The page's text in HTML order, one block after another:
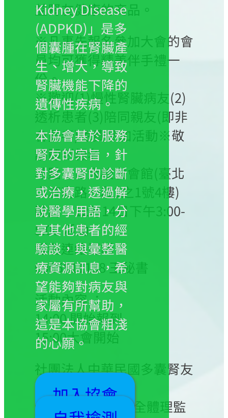
Kidney Disease
(ADPKD)」是多
個囊腫在腎臟產
生、增大，導致
腎臟機能下降的
遺傳性疾病。
本協會基於服務
腎友的宗旨，針
對多囊腎的診斷
或治療，透過解
說醫學用語，分
享其他患者的經
驗談，與彙整醫
療資源訊息，希
望能夠對病友與
家屬有所幫助，
這是本協會粗淺
的心願。
加入協會
益腎友健康的商品。
※凡事先報名參加大會的會
員均可獲得精美伴手禮一
份。
※歡迎(1)慢性腎臟病友(2)
透析患者(3)陪同親友(即非
會員者)免費參加活動※敬
請即刻報名
地點：台大校友會館(臺北
市濟南路一段2之1號4樓)
時間：12月14日下午3:00-
5:00 活動
報名連絡電話：
0965511138 王秘書
活動內容 ：
14:00 開始報到
15:00大會開始
社團法人中華民國多囊腎友
協會
理事長 高芷華 暨全體理監